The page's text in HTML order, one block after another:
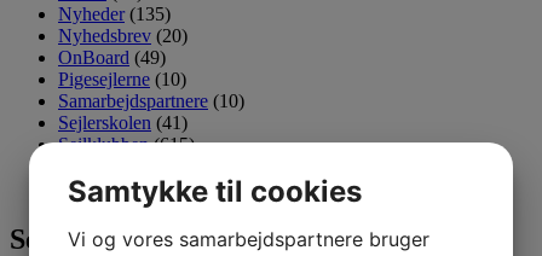
Nyheder (135)
Nyhedsbrev (20)
OnBoard (49)
Pigesejlerne (10)
Samarbejdspartnere (10)
Sejlerskolen (41)
Sejlklubben(615)
Ungdom(137)
Seneste 3 indlæg
Samtykke til cookies
Vi og vores samarbejdspartnere bruger